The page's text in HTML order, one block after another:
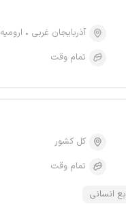
آذربایجان غربی
ارومیه
تمام وقت
کل کشور
تمام وقت
انسانی